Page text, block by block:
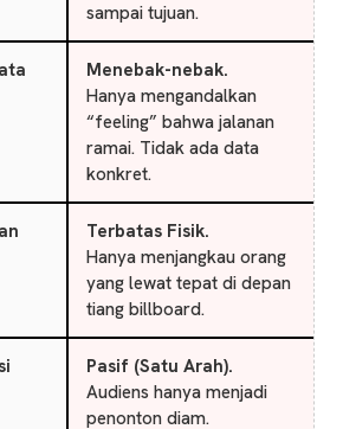
sampai tujuan.
Menebak-nebak.
Hanya mengandalkan
“feeling” bahwa jalanan
ramai. Tidak ada data
konkret.
Terbatas Fisik.
Hanya menjangkau orang
yang lewat tepat di depan
tiang billboard.
Pasif (Satu Arah).
Audiens hanya menjadi
penonton diam.